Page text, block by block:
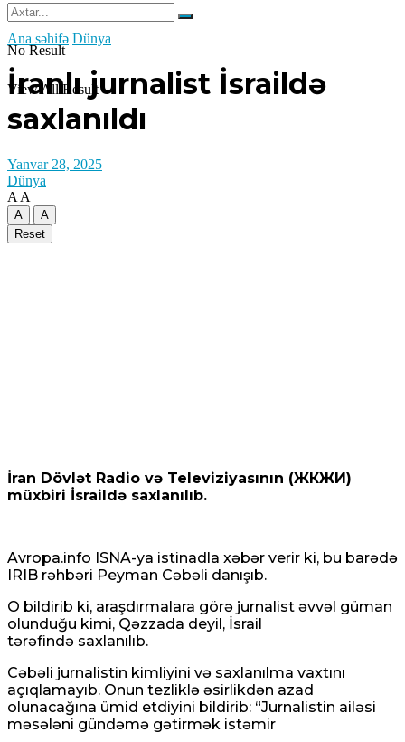
No Result
View All Result
Ana səhifə Dünya
İranlı jurnalist İsraildə
saxlanıldı
Yanvar 28, 2025
Dünya
A A
A
A
Reset
İran Dövlət Radio və Televiziyasının (ЖКЖИ)
müxbiri İsraildə saxlanılıb.
Avropa.info ISNA-ya istinadla xəbər verir ki, bu barədə
IRIB rəhbəri Peyman Cəbəli danışıb.
O bildirib ki, araşdırmalara görə jurnalist əvvəl güman
olunduğu kimi, Qəzzada deyil, İsrail
tərəfində saxlanılıb.
Cəbəli jurnalistin kimliyini və saxlanılma vaxtını
açıqlamayıb. Onun tezliklə əsirlikdən azad
olunacağına ümid etdiyini bildirib: “Jurnalistin ailəsi
məsələni gündəmə gətirmək istəmir